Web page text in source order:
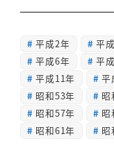
平成2年 平
平成6年
平
平成11年
平
昭和53年
昭
昭和57年
昭
昭和61年
昭